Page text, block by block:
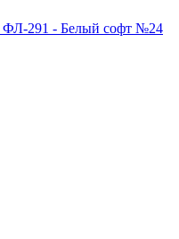
ФЛ-291 - Белый софт №24